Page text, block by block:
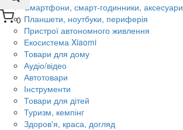
0
Смартфони, смарт-годинники, аксесуари
Планшети, ноутбуки, периферія
Пристрої автономного живлення
Екосистема Xiaomi
Товари для дому
Аудіо/відео
Автотовари
Інструменти
Товари для дітей
Туризм, кемпінг
Здоров'я, краса, догляд